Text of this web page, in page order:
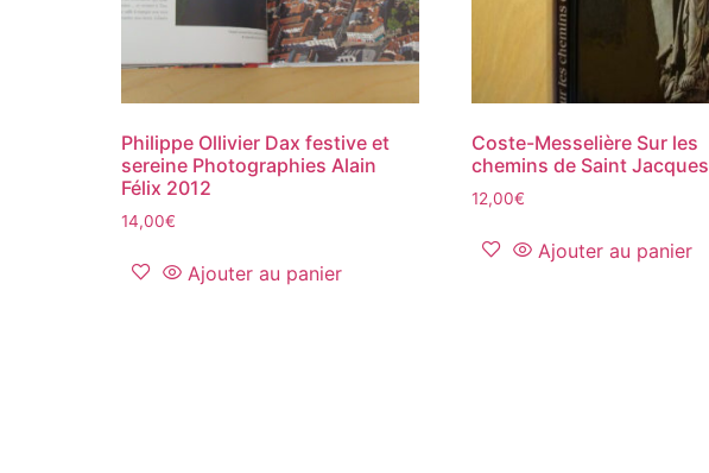
Philippe Ollivier Dax festive et
sereine Photographies Alain
Félix 2012
14,00€
Ajouter au panier
Coste-Messelière Sur les
chemins de Saint
12,00€
Ajouter au panier